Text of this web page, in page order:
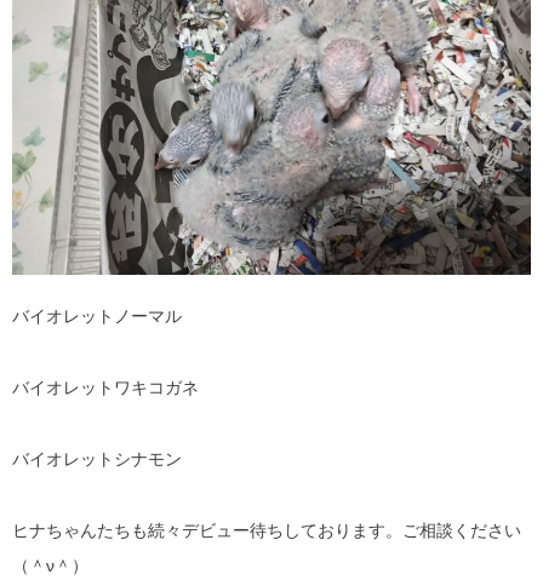
バイオレットノーマル
バイオレットワキコガネ
バイオレットシナモン
ヒナちゃんたちも続々デビュー待ちしております。ご相談ください
（＾ν＾）